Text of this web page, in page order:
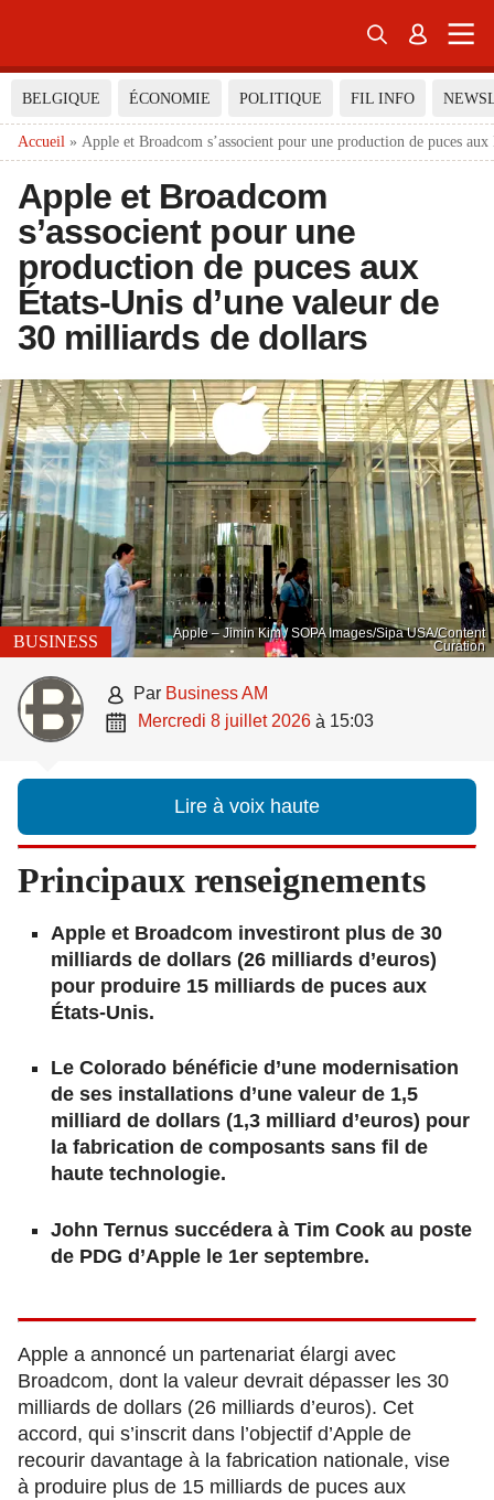
 
BELGIQUE ÉCONOMIE POLITIQUE FIL INFO
Accueil » Apple et Broadcom s’associent pour une production de puces
Apple et Broadcom
s’associent pour une
production de puces aux
États-Unis d’une valeur de
30 milliards de dollars
Apple – Jimin Kim / SOPA Images/Sipa USA/Content
Curation
BUSINESS
 par Business AM
 mercredi 8 juillet 2026 à 15:03
Lire à voix haute
Principaux renseignements
Apple et Broadcom investiront plus de 30
milliards de dollars (26 milliards d’euros)
pour produire 15 milliards de puces aux
États-Unis.
Le Colorado bénéficie d’une modernisation
de ses installations d’une valeur de 1,5
milliard de dollars (1,3 milliard d’euros) pour
la fabrication de composants sans fil de
haute technologie.
John Ternus succédera à Tim Cook au poste
de PDG d’Apple le 1er septembre.
Apple a annoncé un partenariat élargi avec
Broadcom, dont la valeur devrait dépasser les 30
milliards de dollars (26 milliards d’euros). Cet
accord, qui s’inscrit dans l’objectif d’Apple de
recourir davantage à la fabrication nationale, vise
à produire plus de 15 milliards de puces aux